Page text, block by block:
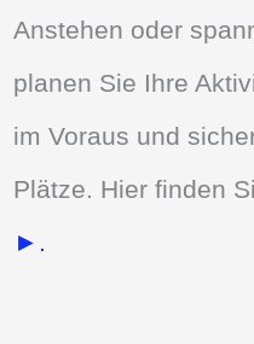
Anstehen oder
planen Sie Ihre
im Voraus und
Plätze. Hier finden
►.